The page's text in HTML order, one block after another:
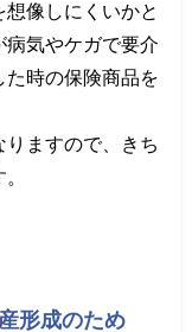
像しにくいかと
病気やケガで要介
時の保険商品を
ますので、きち
形成のため